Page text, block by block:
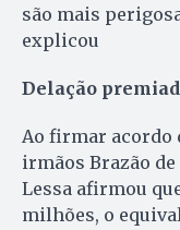
são mais
explicou
Delação
Ao firmar acordo
irmãos Brazão
Lessa afirmou
milhões, o